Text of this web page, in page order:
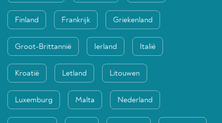
Finland Frankrijk Griekenland
Groot-Brittannië Ierland Italië
Kroatië Letland Litouwen
Luxemburg Malta Nederland